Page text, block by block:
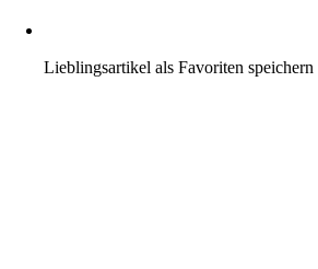
Lieblingsartikel als Favoriten speichern